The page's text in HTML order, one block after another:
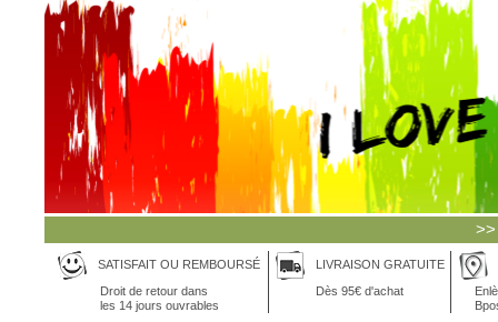
SATISFAIT OU REMBOURSÉ
Droit de retour dans
les 14 jours ouvrables
LIVRAISON GRATUITE
Dès 95€ d'achat